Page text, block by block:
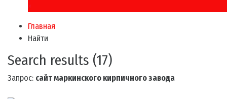
×
Главная
Найти
Search results (17)
Запрос: сайт маркинского кирпичного завода